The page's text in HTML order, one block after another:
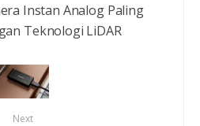
Instan Analog Paling
Teknologi LiDAR
Next